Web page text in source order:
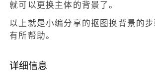
就可以更换主体的背景了。
以上就是小编分享的抠图换背景的
有所帮助。
详细信息